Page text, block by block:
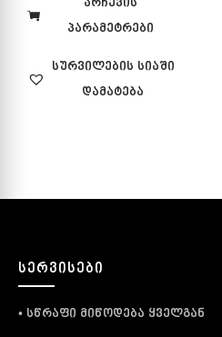
პარამეტრები
სურვილების სიაში
დამატება
ᲡᲔᲠᲕᲘᲡᲔᲑᲘ
• სწრაფი მიწოდება ყველგან